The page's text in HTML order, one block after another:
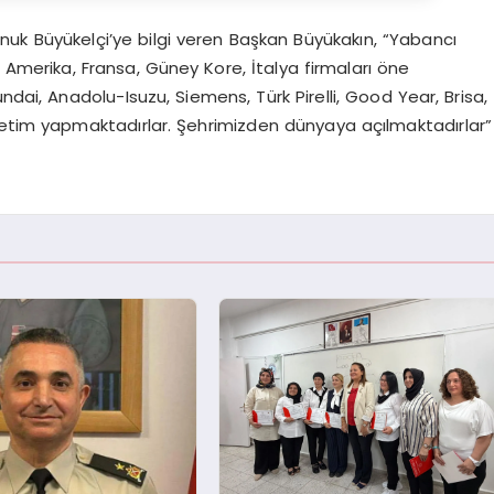
Büyükelçi’ye bilgi veren Başkan Büyükakın, “Yabancı
Fransa, Güney Kore, İtalya firmaları öne
Anadolu-Isuzu, Siemens, Türk Pirelli, Good Year, Brisa,
yapmaktadırlar. Şehrimizden dünyaya açılmaktadırlar”